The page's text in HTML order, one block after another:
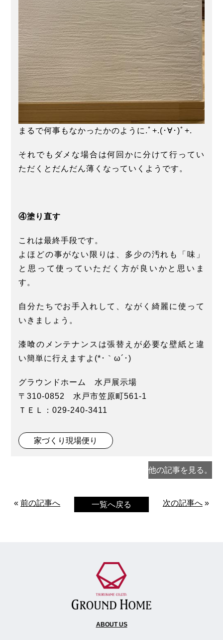
まるで何事もなかったかのように.ﾟ+.(･∀･)ﾟ+.
それでもダメな場合は何回かに分けて行ってい
ただくとだんだん薄くなっていくようです。
④塗り直す
これは最終手段です。
よほどの事がない限りは、多少の汚れも「味」
と思って使っていただく方が良いかと思いま
す。
自分たちでお手入れして、ながく綺麗に使って
いきましょう。
漆喰のメンテナンスは張替えが必要な壁紙と違
い簡単に行えますよ(*･｀ω´･)ゞ
グラウンドホーム 水戸展示場
〒310-0852 水戸市笠原町561-1
ＴＥＬ：029-240-3411
家づくり現場便り
他の記事を見る。
«前の記事へ 一覧へ戻る 次の記事へ»
ABOUT US